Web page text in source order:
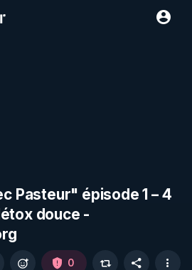
Pasteur" épisode 1 – 4
douce -
0